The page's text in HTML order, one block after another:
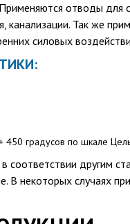
Применяются отводы для
канализации. Так же
силовых
450 градусов по шкале
соответствии другим
В некоторых